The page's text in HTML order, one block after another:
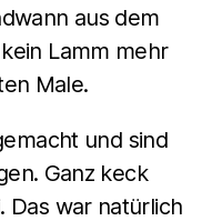
aus dem
Lamm mehr
Male.
und sind
Ganz keck
Das war natürlich